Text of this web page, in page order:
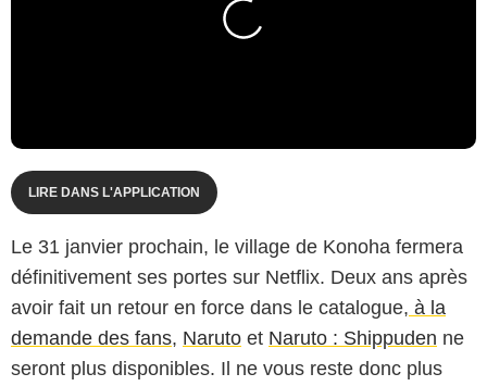
LIRE DANS L'APPLICATION
Le 31 janvier prochain, le village de Konoha fermera
définitivement ses portes sur Netflix. Deux ans après
avoir fait un retour en force dans le catalogue, à la
demande des fans, Naruto et Naruto : Shippuden ne
seront plus disponibles. Il ne vous reste donc plus